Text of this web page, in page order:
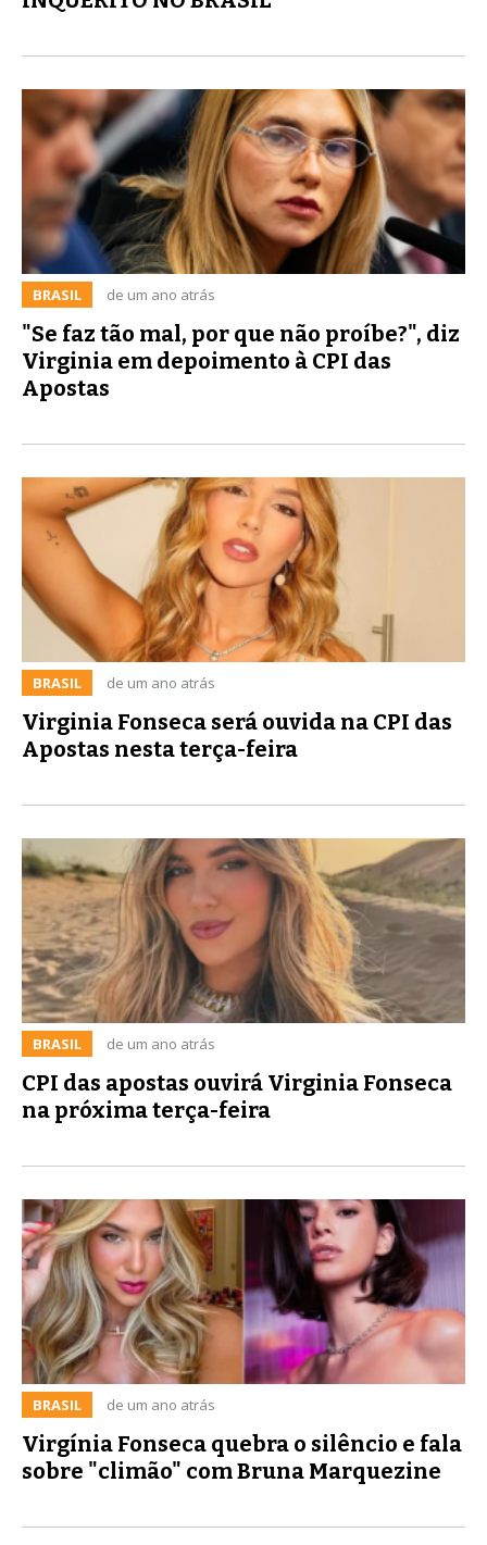
BRASIL de um ano atrás
"Se faz tão mal, por que não proíbe?", diz
Virginia em depoimento à CPI das
Apostas
BRASIL de um ano atrás
Virginia Fonseca será ouvida na CPI das
Apostas nesta terça-feira
BRASIL de um ano atrás
CPI das apostas ouvirá Virginia Fonseca
na próxima terça-feira
BRASIL de um ano atrás
Virgínia Fonseca quebra o silêncio e fala
sobre "climão" com Bruna Marquezine